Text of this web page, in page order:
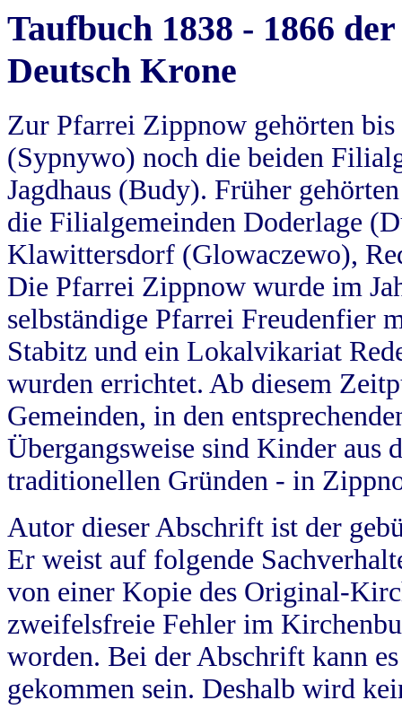
Taufbuch 1838 - 1866
Deutsch Krone
Zur Pfarrei Zippnow gehörten
(Sypnywo) noch die beiden
Jagdhaus (Budy). Früher
die Filialgemeinden Doderlage
Klawittersdorf (Glowaczewo),
Die Pfarrei Zippnow wurde im
selbständige Pfarrei Freudenfier
Stabitz und ein Lokalvikariat
wurden errichtet. Ab diesem
Gemeinden, in den
Übergangsweise sind Kinder aus
traditionellen Gründen - in
Autor dieser Abschrift ist der
Er weist auf folgende
von einer Kopie des Original-
zweifelsfreie Fehler im
worden. Bei der Abschrift kann
gekommen sein. Deshalb wird